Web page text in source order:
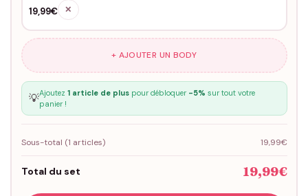
19,99€ ✕
+ AJOUTER UN BODY
💡Ajoutez 1 article de pluspour débloquer -5% sur tout votre
panier !
Sous-total (1 articles) 19,99€
Total du set 19,99€